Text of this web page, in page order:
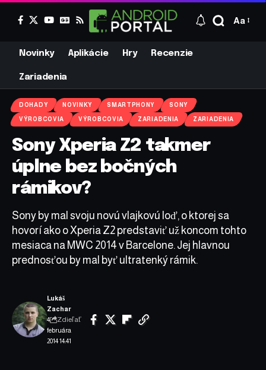
Aa
Novinky Aplikácie Hry Recenzie
Zariadenia
DOHADY NOVINKY SMARTPHONY SONY
VÝROBCOVIA VÝROBCOVIA ZARIADENIA ZARIADENIA
Sony Xperia Z2 takmer
úplne bez bočných
rámikov?
Sony by mal svoju novú vlajkovú loď, o ktorej sa
hovorí ako o Xperia Z2 predstaviť už koncom tohto
mesiaca na MWC 2014 v Barcelone. Jej hlavnou
prednosťou by mal byť ultratenký rámik.
4.
februára
2014 14:41
Lukáš
Zachar
Zdieľať